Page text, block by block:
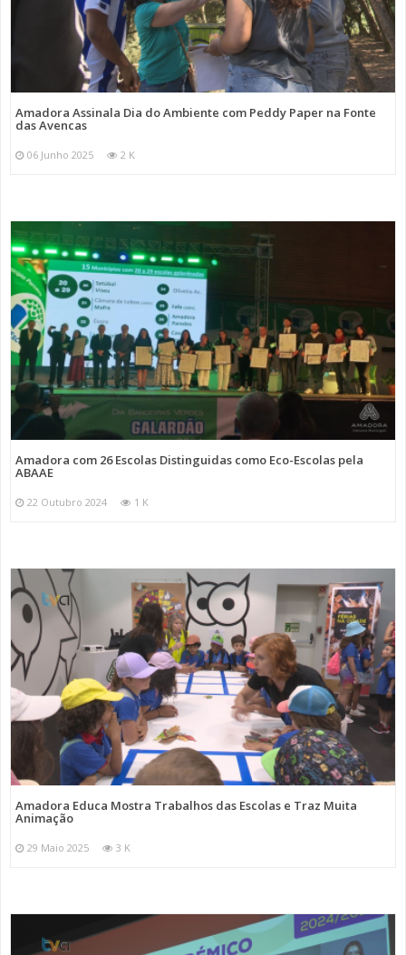
Amadora Assinala Dia do Ambiente com Peddy Paper na Fonte
das Avencas
06 Junho 2025 2 K
Amadora com 26 Escolas Distinguidas como Eco-Escolas pela
ABAAE
22 Outubro 2024 1 K
Amadora Educa Mostra Trabalhos das Escolas e Traz Muita
Animação
29 Maio 2025 3 K